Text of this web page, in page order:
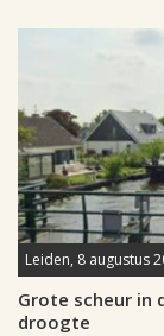
Leiden, 8 augustus
Grote scheur in
droogte